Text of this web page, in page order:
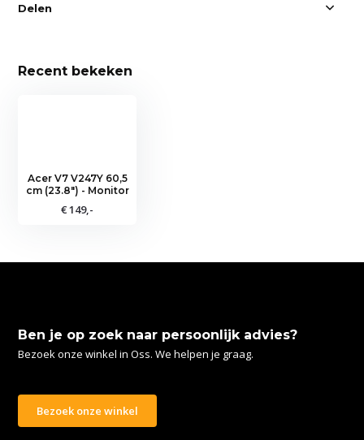
Delen
Recent bekeken
Acer V7 V247Y 60,5
cm (23.8") - Monitor
€ 149,-
Ben je op zoek naar persoonlijk advies?
Bezoek onze winkel in Oss. We helpen je graag.
Bezoek onze winkel